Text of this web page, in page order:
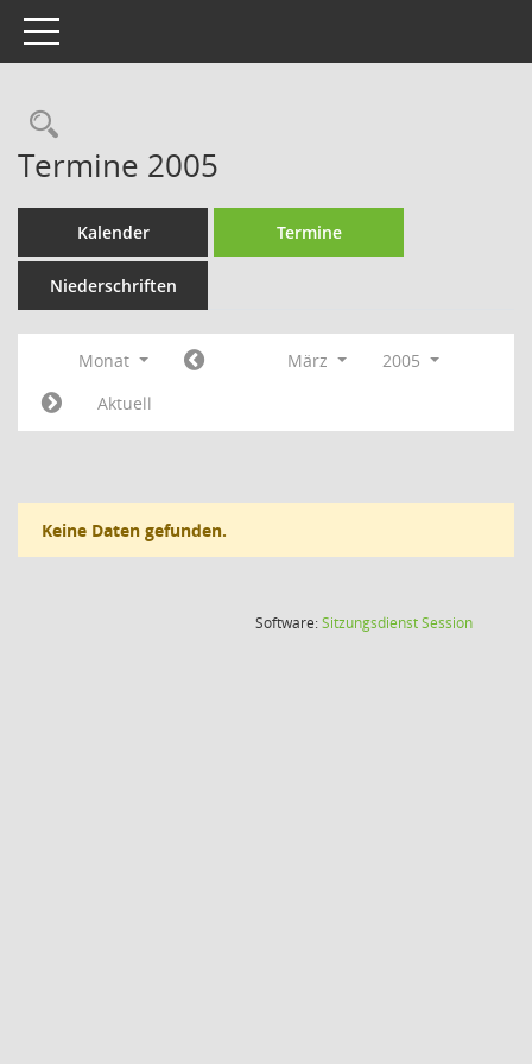
Toggle navigation
Rechercheauswahl
Termine 2005
Kalender Termine
Niederschriften
Monat März
2005
Aktuell
Keine Daten gefunden.
Software:SitzungsdienstSession(Wird in